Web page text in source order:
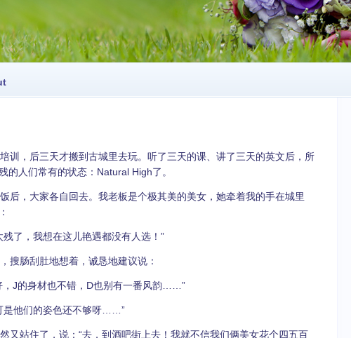
训，后三天才搬到古城里去玩。听了三天的课、讲了三天的英文后，所
的人们常有的状态：Natural High了。
后，大家各自回去。我老板是个极其美的美女，她牵着我的手在城里
了，我想在这儿艳遇都没有人选！”
搜肠刮肚地想着，诚恳地建议说：
J的身材也不错，D也别有一番风韵……”
是他们的姿色还不够呀……”
又站住了，说：“去，到酒吧街上去！我就不信我们俩美女花个四五百